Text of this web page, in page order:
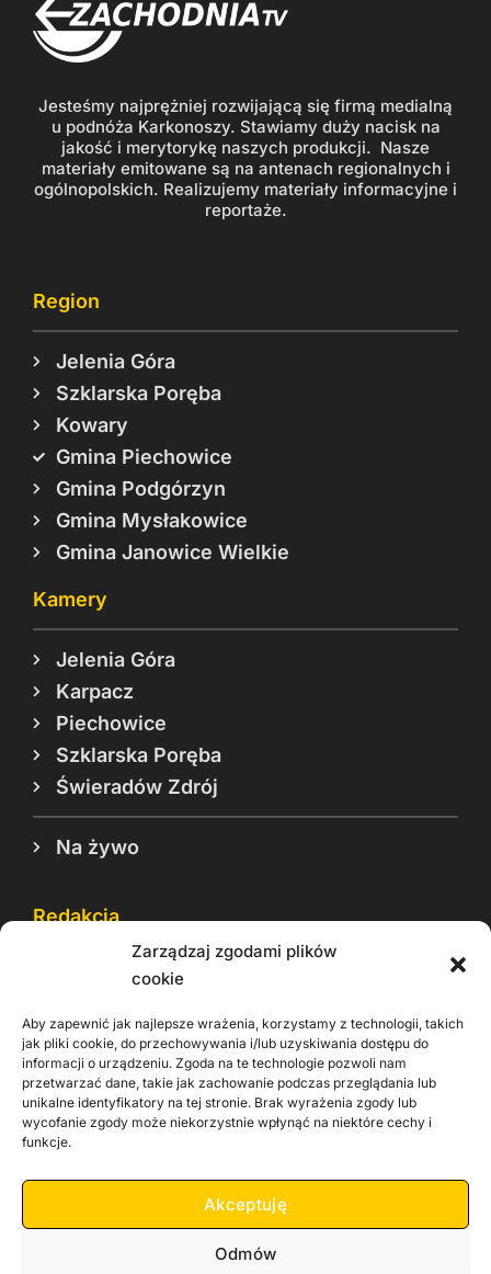
Zarządzaj zgodami plików
cookie
Aby zapewnić jak najlepsze wrażenia, korzystamy z technologii, takich
jak pliki cookie, do przechowywania i/lub uzyskiwania dostępu do
informacji o urządzeniu. Zgoda na te technologie pozwoli nam
przetwarzać dane, takie jak zachowanie podczas przeglądania lub
unikalne identyfikatory na tej stronie. Brak wyrażenia zgody lub
wycofanie zgody może niekorzystnie wpłynąć na niektóre cechy i
funkcje.
Akceptuję
Odmów
Jesteśmy najprężniej rozwijającą się firmą medialną
u podnóża Karkonoszy. Stawiamy duży nacisk na
jakość i merytorykę naszych produkcji. Nasze
materiały emitowane są na antenach regionalnych i
ogólnopolskich. Realizujemy materiały informacyjne i
reportaże.
Region
Jelenia Góra
Szklarska Poręba
Kowary
Gmina Piechowice
Gmina Podgórzyn
Gmina Mysłakowice
Gmina Janowice Wielkie
Kamery
Jelenia Góra
Karpacz
Piechowice
Szklarska Poręba
Świeradów Zdrój
Na żywo
Redakcja
Reklama
Rodo
Kontakt
Informacje dla